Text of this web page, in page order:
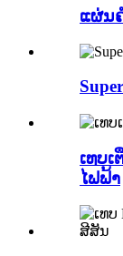
ແຜ່ນ
ເທບ
ໄຟຟ້າ